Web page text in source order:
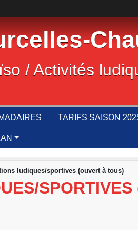
/ Activités
TARIFS SAISON
ludiques/sportives (ouvert à tous)